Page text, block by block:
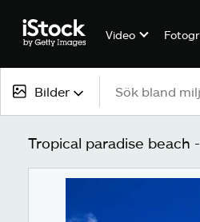
Video
Bilder
Bilder
Tropical paradise beach